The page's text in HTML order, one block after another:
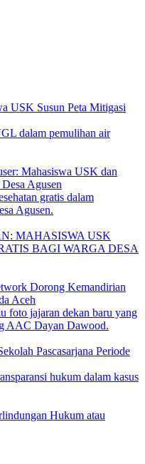
USK Susun Peta Mitigasi
Mahasiswa USK dan
Agusen
MAHASISWA USK
BAGI WARGA DESA
Dorong Kemandirian
Aceh
Pascasarjana Periode
Hukum atau